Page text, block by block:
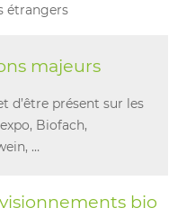
étrangers
majeurs
d’être présent sur les
Biofach,
…
bio